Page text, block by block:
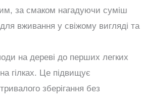
за смаком нагадуючи суміш
вживання у свіжому вигляді та
на дереві до перших легких
гілках. Це підвищує
зберігання без